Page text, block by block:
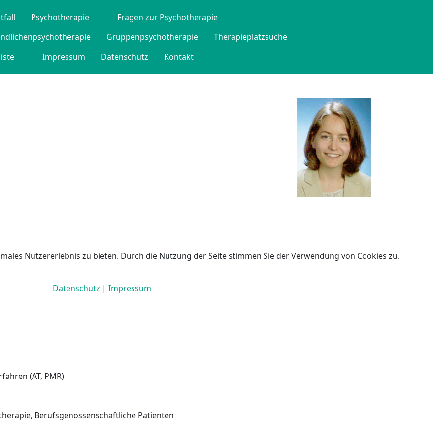
Psychotherapie
Fragen zur Psychotherapie
Gruppenpsychotherapie
Therapieplatzsuche
Impressum Datenschutz Kontakt
(AT, PMR)
Berufsgenossenschaftliche Patienten
Nutzererlebnis zu bieten. Durch die Nutzung der Seite stimmen Sie der Verwendung von Cookies zu.
Datenschutz | Impressum